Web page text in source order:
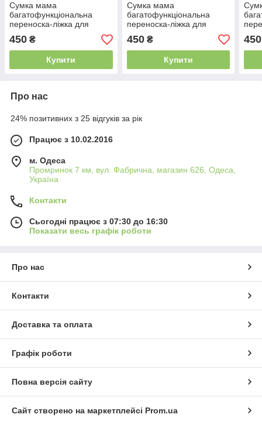
Сумка мама
багатофункціональна
переноска-ліжка для
немовлят Baby room (20)
Синій і червоний
450 ₴
Купити
Сумка мама
багатофункціональна
переноска-ліжка для
немовлят Baby room (20)
Червоно-чорний
450₴
Купити
450
Про нас
24% позитивних з 25 відгуків за рік
Працює з 10.02.2016
м. Одеса
Промринок 7 км, вул. Фабрична, магазин 626, Одеса,
Україна
Контакти
Сьогодні працює з 07:30 до 16:30
Показати весь графік роботи
Про нас
Контакти
Доставка та оплата
Графік роботи
Повна версія сайту
Сайт створено на маркетплейсі Prom.ua